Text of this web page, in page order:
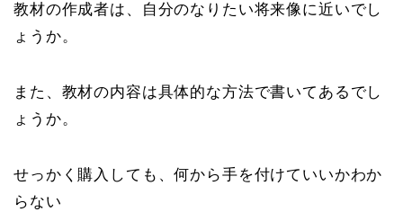
教材の作成者は、自分のなりたい将来像に近いでし
ょうか。
また、教材の内容は具体的な方法で書いてあるでし
ょうか。
せっかく購入しても、何から手を付けていいかわか
らない